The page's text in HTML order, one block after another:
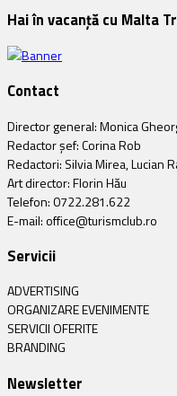
Hai în vacanță cu Malta
Contact
Director general: Monica
Redactor șef: Corina Rob
Redactori: Silvia Mirea, Lucian
Art director: Florin Hău
Telefon: 0722.281.622
E-mail: office@turismclub.ro
Servicii
ADVERTISING
ORGANIZARE EVENIMENTE
SERVICII OFERITE
BRANDING
Newsletter